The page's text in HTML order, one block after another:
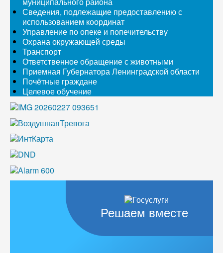
Сведения, подлежащие предоставлению с
использованием координат
Управление по опеке и попечительству
Охрана окружающей среды
Транспорт
Ответственное обращение с животными
Приемная Губернатора Ленинградской области
Почётные граждане
Целевое обучение
Решаем вместе